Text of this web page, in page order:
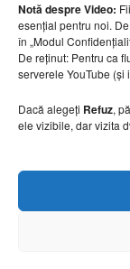
Notă despre Video:
esențial pentru noi.
în „Modul
De reținut: Pentru ca
serverele YouTube (și
Dacă alegeți Refuz,
ele vizibile, dar vizita
Cele mai
7 august 2026
Ouse Valley
7 august 2026